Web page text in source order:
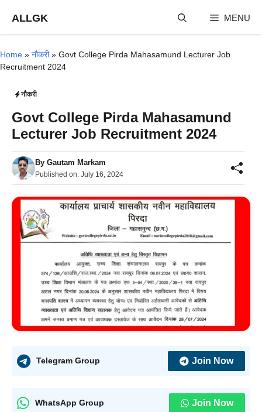
content
ALLGK MENU
Home » नौकरी» Govt College Pirda Mahasamund Lecturer Job
Recruitment 2024
नौकरी
Govt College Pirda Mahasamund
Lecturer Job Recruitment 2024
By Gautam Markam
Published on: July 16, 2024
Telegram Group Join Now
WhatsApp Group Join Now